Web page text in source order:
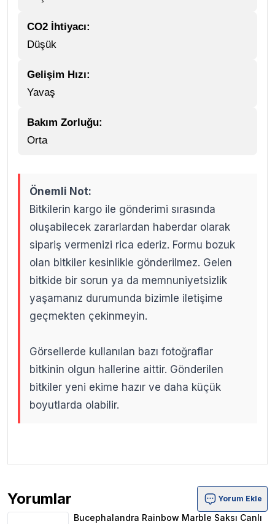
CO2 İhtiyacı:
Düşük
Gelişim Hızı:
Yavaş
Bakım Zorluğu:
Orta
Önemli Not:
Bitkilerin kargo ile gönderimi sırasında
oluşabilecek zararlardan haberdar olarak
sipariş vermenizi rica ederiz. Formu bozuk
olan bitkiler kesinlikle gönderilmez. Gelen
bitkide bir sorun ya da memnuniyetsizlik
yaşamanız durumunda bizimle iletişime
geçmekten çekinmeyin.
Görsellerde kullanılan bazı fotoğraflar
bitkinin olgun hallerine aittir. Gönderilen
bitkiler yeni ekime hazır ve daha küçük
boyutlarda olabilir.
Yorumlar
Bucephalandra Rainbow Marble Saksı Canlı Bitki Ürün
Yorum Ekle
Bucephalandra Rainbow Marble Saksı Canlı